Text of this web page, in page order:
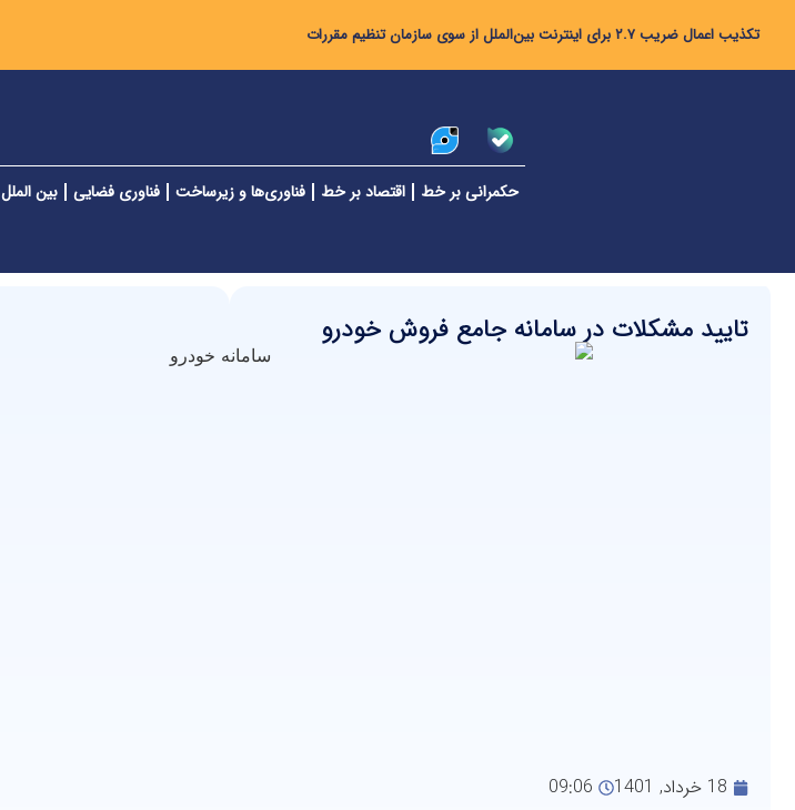
تکذیب اعمال ضریب ۲.۷ برای اینترنت بین‌الملل از سوی سازمان تنظیم مقررات
حکمرانی بر خط اقتصاد بر خط فناوری‌ها و زیرساخت فناوری فضایی بین الملل
تایید مشکلات در سامانه جامع فروش خودرو
18 خرداد, 1401 09:06